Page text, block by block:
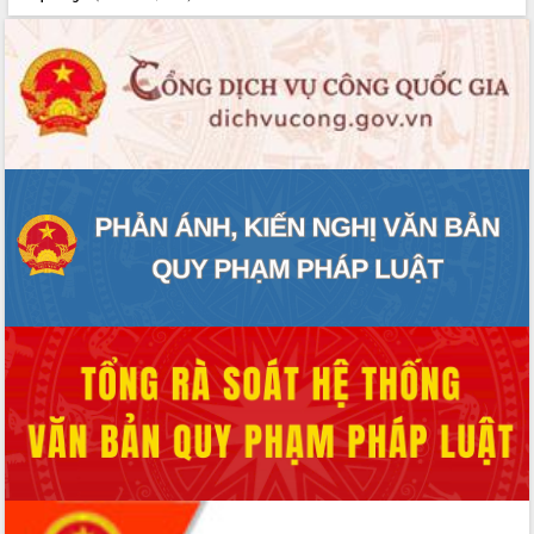
Thứ trưởng Bộ Y tế làm việc với tỉnh
cho trạm y tế cấp xã
Du lịch Đắk Lắk nâng tầm trải nghiệm
du khách thông qua Hệ thống cơ sở dữ
liệu và Bản đồ số
Tập huấn ứng dụng trí tuệ nhân tạo (AI)
Đoàn đại biểu Quốc hội tỉnh Đắk Lắk
trao đổi thông tin trước Kỳ họp thứ
nhất, Quốc hội khóa XVI
thông nguồn lực phát triển
Nâng cao hiệu lực, hiệu quả HĐND
tỉnh thông qua hiện đại hóa hành chính
Xã Ea Phê gắn cải cách hành chính với
chuyển đổi số
Phó Chủ tịch Thường trực UBND tỉnh
Hồ Thị Nguyên Thảo làm việc tại Trung
tâm Phục vụ hành chính công xã Ea